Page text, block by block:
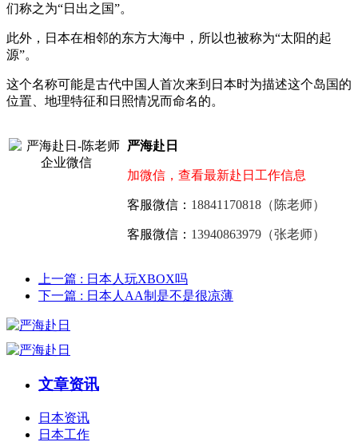
们称之为“日出之国”。
此外，日本在相邻的东方大海中，所以也被称为“太阳的起
源”。
这个名称可能是古代中国人首次来到日本时为描述这个岛国的
位置、地理特征和日照情况而命名的。
严海赴日
加微信，查看最新赴日工作信息
客服微信： 18841170818（陈老师）
客服微信： 13940863979（张老师）
上一篇 : 日本人玩XBOX吗
下一篇 : 日本人AA制是不是很凉薄
文章资讯
日本资讯
日本工作